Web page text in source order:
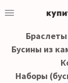
Браслеты
Бусины из
Наборы